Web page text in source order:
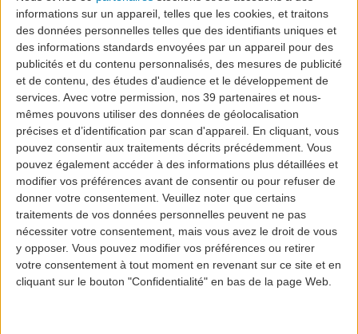
informations sur un appareil, telles que les cookies, et traitons
des données personnelles telles que des identifiants uniques et
des informations standards envoyées par un appareil pour des
publicités et du contenu personnalisés, des mesures de publicité
et de contenu, des études d'audience et le développement de
services. Avec votre permission, nos 39 partenaires et nous-
mêmes pouvons utiliser des données de géolocalisation
précises et d’identification par scan d'appareil. En cliquant, vous
pouvez consentir aux traitements décrits précédemment. Vous
pouvez également accéder à des informations plus détaillées et
modifier vos préférences avant de consentir ou pour refuser de
donner votre consentement. Veuillez noter que certains
traitements de vos données personnelles peuvent ne pas
nécessiter votre consentement, mais vous avez le droit de vous
y opposer. Vous pouvez modifier vos préférences ou retirer
votre consentement à tout moment en revenant sur ce site et en
cliquant sur le bouton "Confidentialité" en bas de la page Web.
Handicap moteur ou
cognitif
Afin de voyager en toute sécurité, les passagers avec
un handicap physique ou de développement cognitif,
doivent être en capacité de recevoir et de comprendre
les consignes de sécurité transmises par le personnel
de cabine pendant le vol. Si ce n’est pas le cas, il est
fortement recommandé au passager de voyager
accompagné d’un membre de sa famille ou d’un ami